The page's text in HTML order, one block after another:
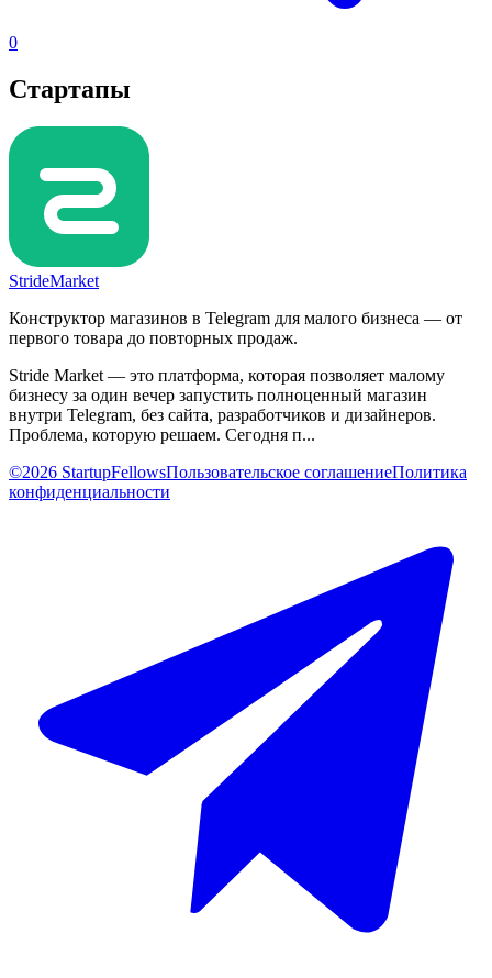
0
Стартапы
StrideMarket
Конструктор магазинов в Telegram для малого бизнеса — от
первого товара до повторных продаж.
Stride Market — это платформа, которая позволяет малому
бизнесу за один вечер запустить полноценный магазин
внутри Telegram, без сайта, разработчиков и дизайнеров.
Проблема, которую решаем. Сегодня п...
©2026 StartupFellowsПользовательское соглашениеПолитика
конфиденциальности